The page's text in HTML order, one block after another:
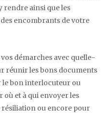
ainsi que les
encombrants de votre
démarches avec quelle-
réunir les bons documents
le bon interlocuteur ou
où et à qui envoyer les
ou encore pour